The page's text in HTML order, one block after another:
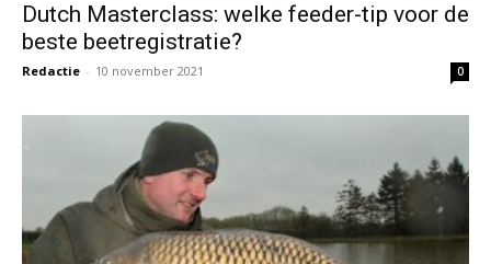
Dutch Masterclass: welke feeder-tip voor de
beste beetregistratie?
Redactie - 10 november 2021 0